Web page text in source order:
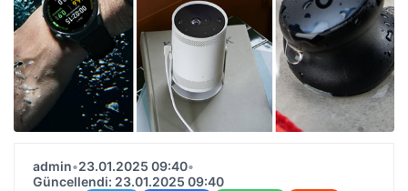
admin•23.01.2025 09:40•
Güncellendi: 23.01.2025 09:40